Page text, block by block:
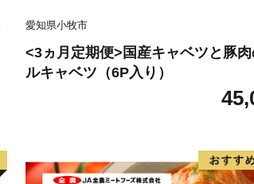
愛知県小牧市
<3ヵ月定期便>国産キャベツと豚
ルキャベツ（6P入り）